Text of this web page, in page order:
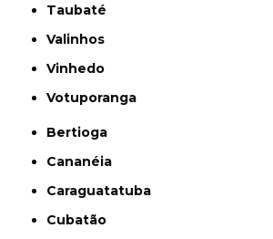
Taubaté
Valinhos
Vinhedo
Votuporanga
Bertioga
Cananéia
Caraguatatuba
Cubatão